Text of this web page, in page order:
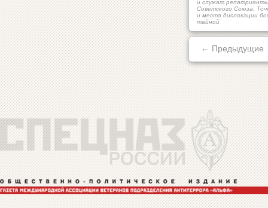
и служат
Советского Союза.
и места дислокации
тайной
← Предыдущие